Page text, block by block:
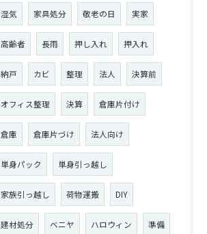
湿気 家具処分 敬老の日 実家
高齢者 長雨 押し入れ 押入れ
納戸 カビ 整理 法人 決算前
オフィス整理 決算 倉庫片付け
倉庫 倉庫片づけ 法人向け
単身パック 単身引っ越し
家族引っ越し 荷物運搬 DIY
建材処分 ベニヤ ハロウィン 準備